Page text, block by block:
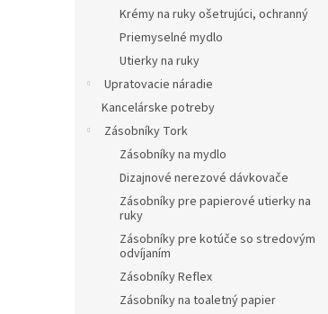
Krémy na ruky ošetrujúci, ochranný
Priemyselné mydlo
Utierky na ruky
Upratovacie náradie
Kancelárske potreby
Zásobníky Tork
Zásobníky na mydlo
Dizajnové nerezové dávkovače
Zásobníky pre papierové utierky na
ruky
Zásobníky pre kotúče so stredovým
odvíjaním
Zásobníky Reflex
Zásobníky na toaletný papier